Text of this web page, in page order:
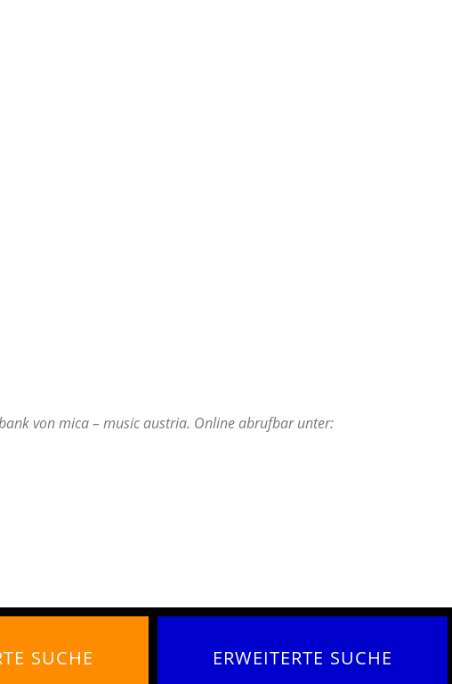
von mica – music austria. Online abrufbar unter:
SUCHE ERWEITERTE SUCHE